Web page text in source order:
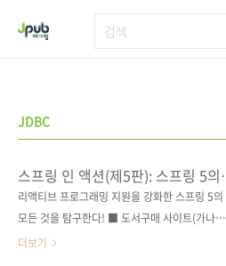
JDBC
스프링 인 액션(제5판): 스프링 5의
강력한 기능과 생산성을 활용한 웹
애플리케이션 개발
리액티브 프로그래밍 지원을 강화한 스프링 5의
모든 것을 탐구한다! ■ 도서구매 사이트(가나다
순) [교보문고] [도서11번가] [반디앤루니스] [알
더보기